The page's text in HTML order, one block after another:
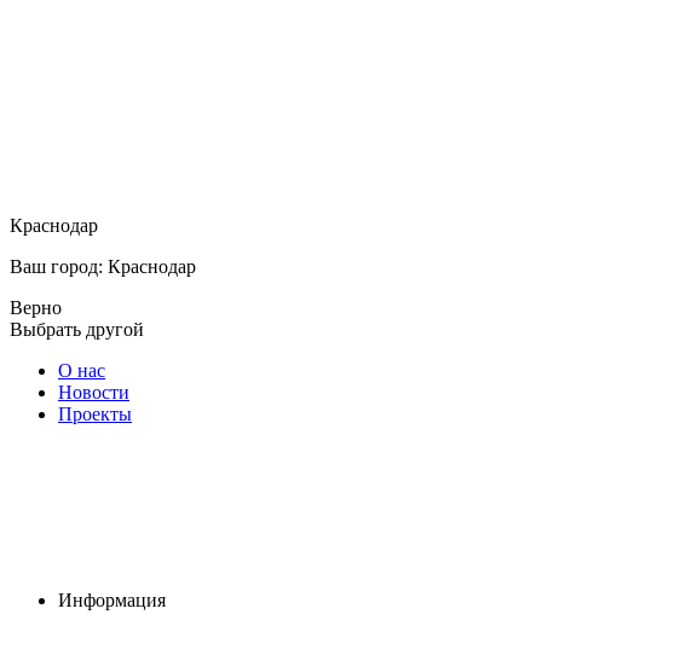
Краснодар
Ваш город: Краснодар
Верно
Выбрать другой
О нас
Новости
Проекты
Информация